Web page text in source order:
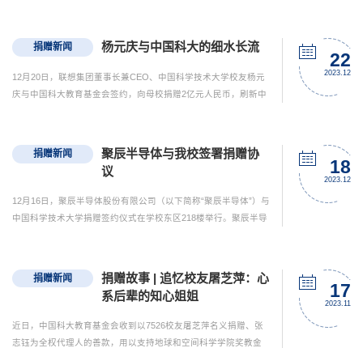
级代表在落成的地砖前合影。2023年7月，9614&9620班级主动发
起班级地砖认捐，将集得款项全部捐予中国科大教育基金会，用
以支持班级所在学院——化学与材料科学学院的发展建设，助力
母校教育事...
捐赠新闻 杨元庆与中国科大的细水长流
12月20日，联想集团董事长兼CEO、中国科学技术大学校友杨元
庆与中国科大教育基金会签约，向母校捐赠2亿元人民币，刷新中
杨元庆校友与中国科大捐赠签约仪式现场中国科学技术大学党委
书记舒歌群代表教育基金会与杨元庆签署捐赠协议，颁发捐赠证
书中国科学技术大学校长包信和代表学校与杨元庆签署捐赠协
议，颁...
22
2023.12
捐赠新闻
聚辰半导体与我校签署捐赠协
议
12月16日，聚辰半导体股份有限公司（以下简称“聚辰半导体”）与
中国科学技术大学捐赠签约仪式在学校东区218楼举行。聚辰半导
副书记、党委宣传部部长邓建松出席仪式和参加会见。校党政办
公室、对外联络与基金事务处、团委、国家示范性微电子学院、
教育基金会等单位负责同志参加签约仪式。仪式由对外联络与基...
18
2023.12
捐赠新闻
捐赠故事 | 追忆校友屠芝萍：心
系后辈的知心姐姐
近日，中国科大教育基金会收到以7526校友屠芝萍名义捐赠、张
志钰为全权代理人的善款，用以支持地球和空间科学学院奖教金
17
2023.11